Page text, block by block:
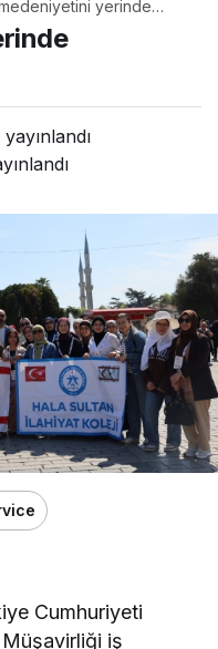
yerinde
Cumhuriyeti
iş